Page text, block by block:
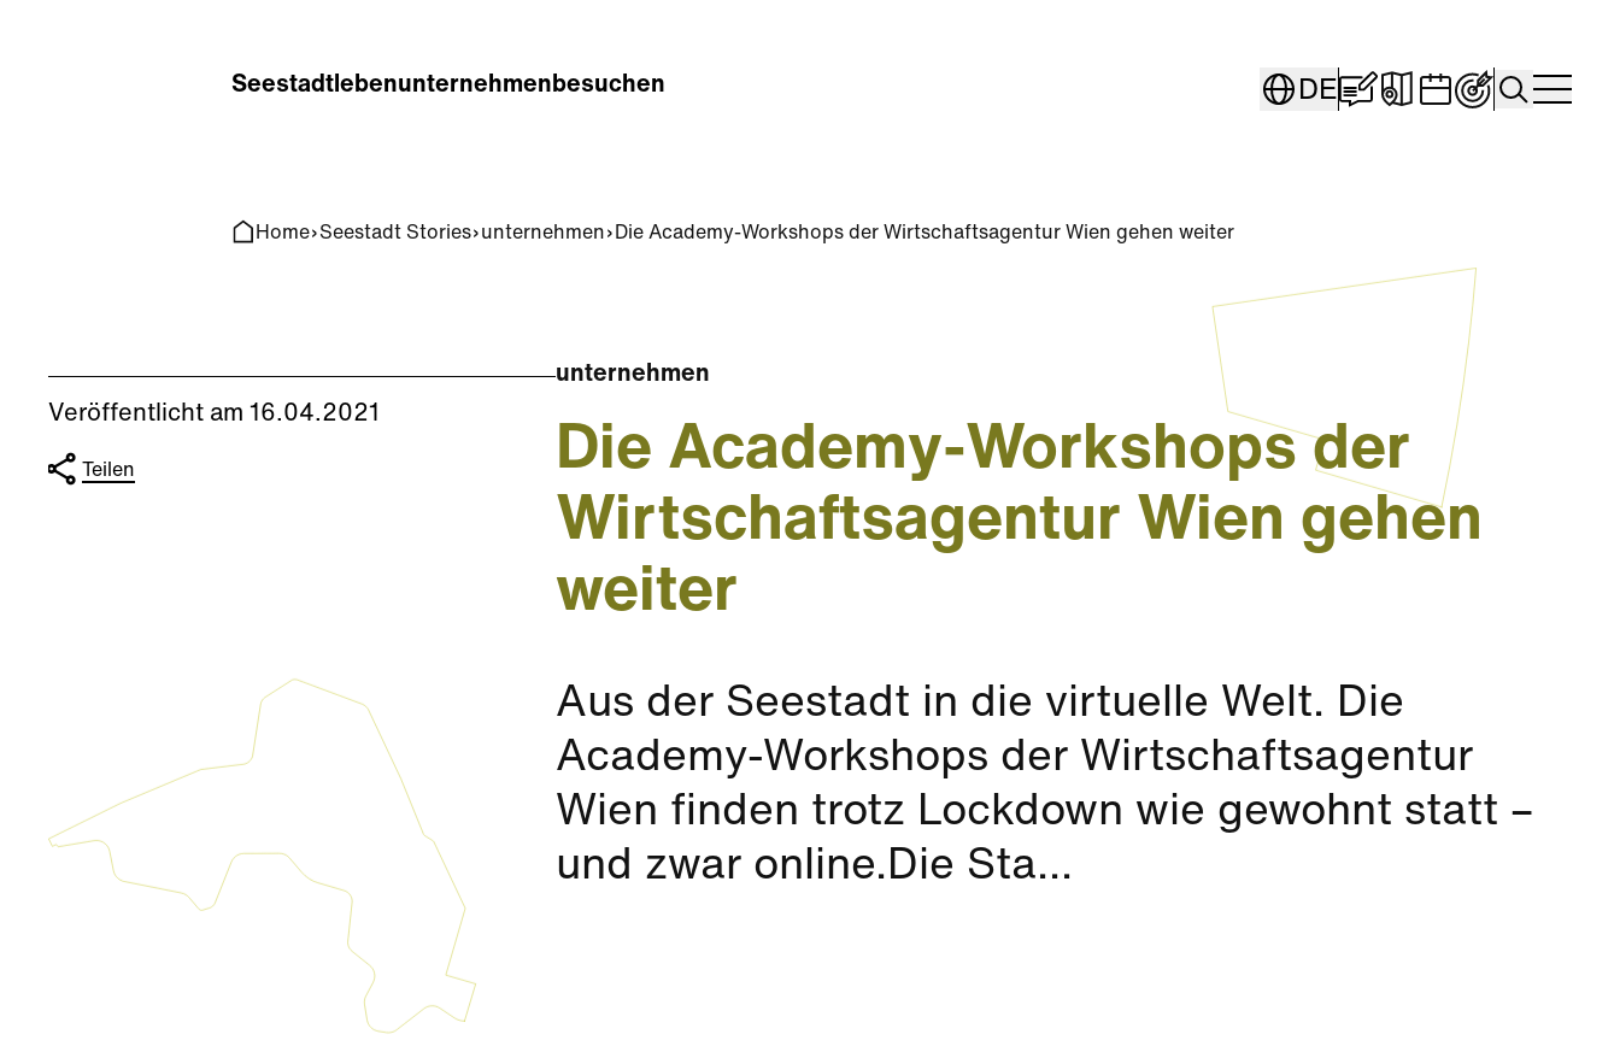
Seestadtlebenunternehmenbesuchen DE Blog "Seestadt
Interaktive Karte
Search
Home Seestadt Stories unternehmen Die Academy-Workshops der Wirtschaftsagentur Wien gehen weiter
Veröffentlicht am 16.04.2021
Teilen
unternehmen
Die Academy-Workshops der
Wirtschaftsagentur Wien gehen
weiter
Aus der Seestadt in die virtuelle Welt. Die
Academy-Workshops der Wirtschaftsagentur
Wien finden trotz Lockdown wie gewohnt statt –
und zwar online.Die Sta...